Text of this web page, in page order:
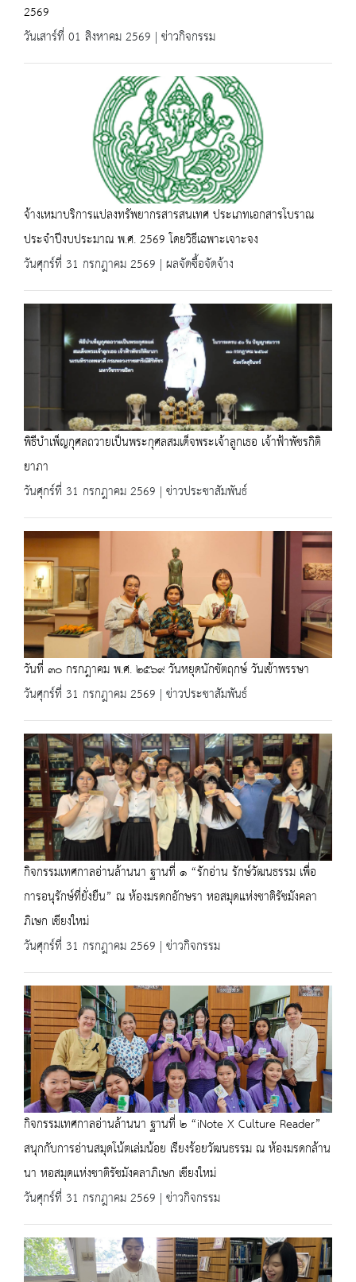
2569
วันเสาร์ที่ 01 สิงหาคม 2569 | ข่าวกิจกรรม
จ้างเหมาบริการแปลงทรัพยากรสารสนเทศ ประเภทเอกสารโบราณ
ประจำปีงบประมาณ พ.ศ. 2569 โดยวิธีเฉพาะเจาะจง
วันศุกร์ที่ 31 กรกฎาคม 2569 | ผลจัดซื้อจัดจ้าง
พิธีบำเพ็ญกุศลถวายเป็นพระกุศลสมเด็จพระเจ้าลูกเธอ เจ้าฟ้าพัชรกิติ
ยาภา
วันศุกร์ที่ 31 กรกฎาคม 2569 | ข่าวประชาสัมพันธ์
วันที่ ๓๐ กรกฎาคม พ.ศ. ๒๕๖๙ วันหยุดนักขัตฤกษ์ วันเข้าพรรษา
วันศุกร์ที่ 31 กรกฎาคม 2569 | ข่าวประชาสัมพันธ์
กิจกรรมเทศกาลอ่านล้านนา ฐานที่ ๑ “รักอ่าน รักษ์วัฒนธรรม เพื่อ
การอนุรักษ์ที่ยั่งยืน” ณ ห้องมรดกอักษรา หอสมุดแห่งชาติรัชมังคลา
ภิเษก เชียงใหม่
วันศุกร์ที่ 31 กรกฎาคม 2569 | ข่าวกิจกรรม
กิจกรรมเทศกาลอ่านล้านนา ฐานที่ ๒ “iNote X Culture Reader”
สนุกกับการอ่านสมุดโน้ตเล่มน้อย เรียงร้อยวัฒนธรรม ณ ห้องมรดกล้าน
นา หอสมุดแห่งชาติรัชมังคลาภิเษก เชียงใหม่
วันศุกร์ที่ 31 กรกฎาคม 2569 | ข่าวกิจกรรม